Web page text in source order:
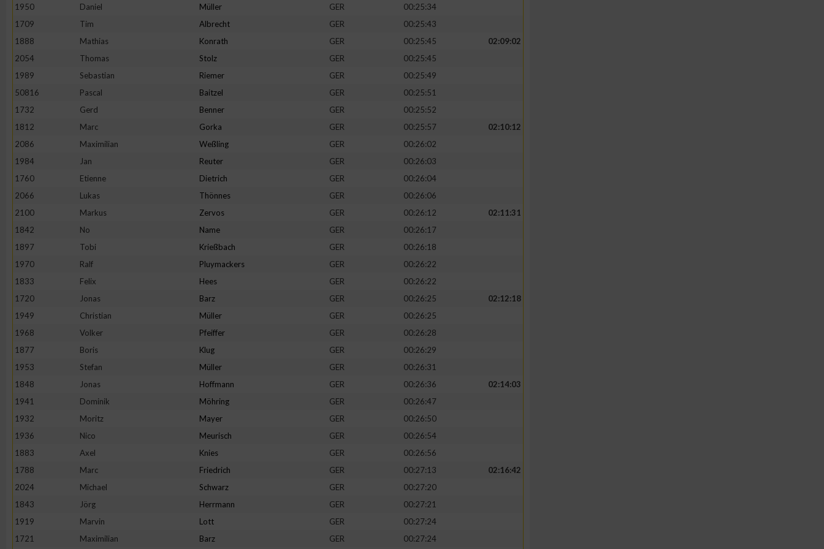
1950
Daniel Müller GER
00:25:34
1709
Tim Albrecht GER
00:25:43
1888
Mathias Konrath GER 00:25:45
02:09:02
2054
Thomas Stolz GER
00:25:45
1989
Sebastian Riemer GER
00:25:49
50816
Pascal Baitzel GER
00:25:51
1732
Gerd Benner GER
00:25:52
1812
Marc Gorka GER 00:25:57
02:10:12
2086
Maximilian Weßling GER
00:26:02
1984
Jan Reuter GER
00:26:03
1760
Etienne Dietrich GER
00:26:04
2066
Lukas Thönnes GER
00:26:06
2100
Markus Zervos GER 00:26:12
02:11:31
1842
No Name GER
00:26:17
1897
Tobi Krießbach GER
00:26:18
1970
Ralf Pluymackers GER
00:26:22
1833
Felix Hees GER
00:26:22
1720
Jonas Barz GER 00:26:25
02:12:18
1949
Christian Müller GER
00:26:25
1968
Volker Pfeiffer GER
00:26:28
1877
Boris Klug GER
00:26:29
1953
Stefan Müller GER
00:26:31
1848
Jonas Hoffmann GER 00:26:36
02:14:03
1941
Dominik Möhring GER
00:26:47
1932
Moritz Mayer GER
00:26:50
1936
Nico Meurisch GER
00:26:54
1883
Axel Knies GER
00:26:56
1788
Marc Friedrich GER 00:27:13
02:16:42
2024
Michael Schwarz GER
00:27:20
1843
Jörg Herrmann GER
00:27:21
1919
Marvin Lott GER
00:27:24
1721
Maximilian Barz GER 00:27:24
Erstellung von Profilen zur Personalisierung von Inhalten
Verwendung von Profilen zur Auswahl personalisierter Inhalte
verschiedenen Quellen
Entwicklung und Verbesserung der Angebote
Verwendung reduzierter Daten zur Auswahl von Inhalten
IAB-Besonderheiten:
Verwendung genauer Standortdaten
Nicht-IAB-Verarbeitungszwecke:
Performance
Funktional
Werbung